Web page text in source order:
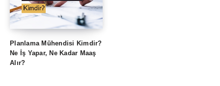
Planlama Mühendisi Kimdir?
Ne İş Yapar, Ne Kadar Maaş
Alır?